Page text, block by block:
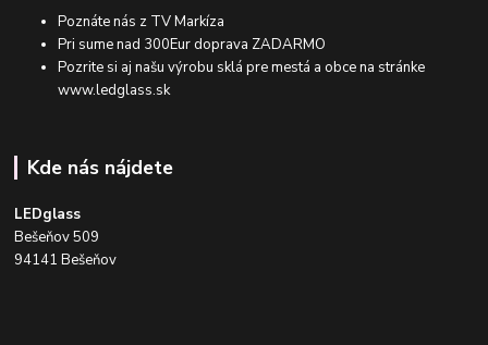
Poznáte nás z TV Markíza
Pri sume nad 300Eur doprava ZADARMO
Pozrite si aj našu výrobu sklá pre mestá a obce na stránke
www.ledglass.sk
Kde nás nájdete
LEDglass
Bešeňov 509
94141 Bešeňov